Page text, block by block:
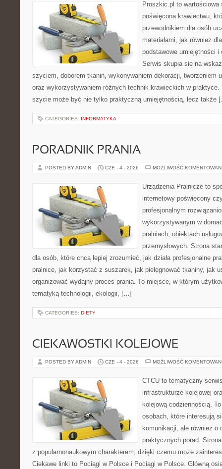
Proszkic.pl to wartościowa
poświęcona krawiectwu,
przewodnikiem dla osób
materiałami, jak również
podstawowe umiejętności
Serwis skupia się na
szyciem, doborem tkanin, wykonywaniem dekoracji, tworzeniem
oraz wykorzystywaniem różnych technik krawieckich w
szycie może być nie tylko praktyczną umiejętnością, lecz także
CATEGORIES: INFORMATYKA
PORADNIK PRANIA
POSTED BY ADMIN CZE - 4 - 2026 MOŻLIWOŚĆ
Urządzenia Pralnicze to
internetowy poświęcony
profesjonalnym
wykorzystywanym w
pralniach, obiektach
przemysłowych. Strona
dla osób, które chcą lepiej zrozumieć, jak działa profesjonalne
pralnice, jak korzystać z suszarek, jak pielęgnować tkaniny, jak
organizować wydajny proces prania. To miejsce, w którym
tematyką technologii, ekologii, […]
CATEGORIES: DIETY
CIEKAWOSTKI KOLEJOWE
POSTED BY ADMIN CZE - 4 - 2026 MOŻLIWOŚĆ
CTCU to tematyczny
infrastrukturze kolejowej
kolejową codziennością.
osobach, które interesują
komunikacji, ale również
praktycznych porad.
z popularnonaukowym charakterem, dzięki czemu może
Ciekawe linki to Pociągi w Polsce i Pociągi w Polsce. Główną